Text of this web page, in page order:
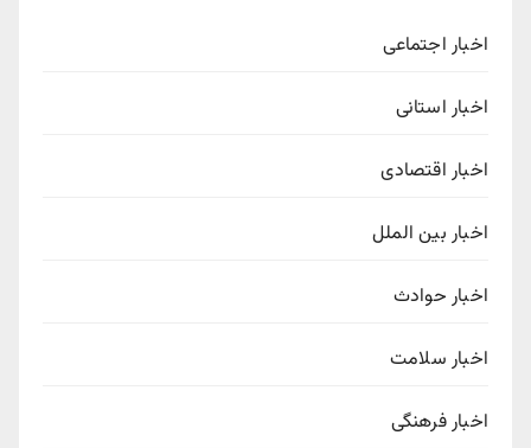
اخبار اجتماعی
اخبار استانی
اخبار اقتصادی
اخبار بین الملل
اخبار حوادث
اخبار سلامت
اخبار فرهنگی